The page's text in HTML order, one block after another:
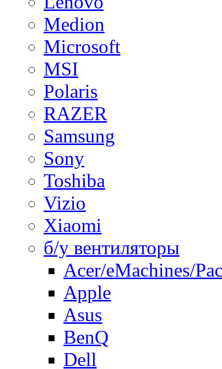
Medion
Microsoft
MSI
Polaris
RAZER
Samsung
Sony
Toshiba
Vizio
Xiaomi
б/у вентиляторы
Acer/eMachines/
Apple
Asus
BenQ
Dell